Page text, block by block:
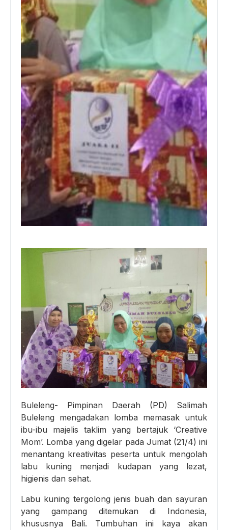
Buleleng- Pimpinan Daerah (PD) Salimah
Buleleng mengadakan lomba memasak untuk
ibu-ibu majelis taklim yang bertajuk ‘Creative
Mom’. Lomba yang digelar pada Jumat (21/4) ini
menantang kreativitas peserta untuk mengolah
labu kuning menjadi kudapan yang lezat,
higienis dan sehat.
Labu kuning tergolong jenis buah dan sayuran
yang gampang ditemukan di Indonesia,
khususnya Bali. Tumbuhan ini kaya akan